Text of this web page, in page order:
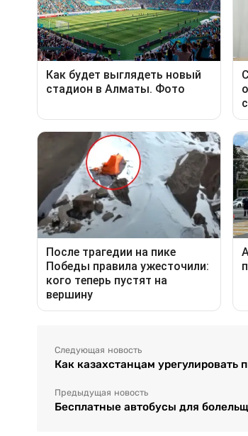
Следующая новость
Как казахстанцам
Предыдущая новость
Бесплатные автобусы для